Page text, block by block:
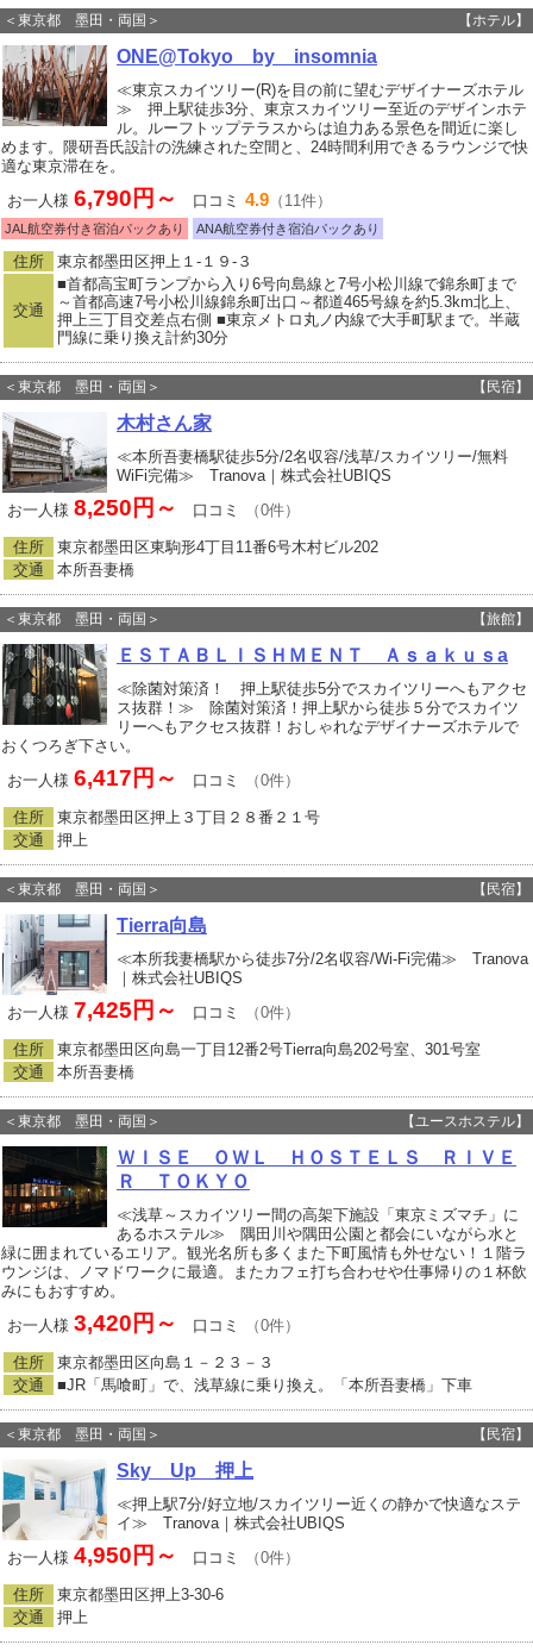
＜東京都 墨田・両国＞ 【ホテル】
ONE@Tokyo by insomnia
≪東京スカイツリー(R)を目の前に望むデザイナーズホテル
≫ 押上駅徒歩3分、東京スカイツリー至近のデザインホテ
ル。ルーフトップテラスからは迫力ある景色を間近に楽し
めます。隈研吾氏設計の洗練された空間と、24時間利用できるラウンジで快
適な東京滞在を。
お一人様 6,790円～ 口コミ 4.9 （11件）
JAL航空券付き宿泊パックあり ANA航空券付き宿泊パックあり
住所 東京都墨田区押上１‐１９‐３
交通
■首都高宝町ランプから入り6号向島線と7号小松川線で錦糸町まで
～首都高速7号小松川線錦糸町出口～都道465号線を約5.3km北上、
押上三丁目交差点右側 ■東京メトロ丸ノ内線で大手町駅まで。半蔵
門線に乗り換え計約30分
＜東京都 墨田・両国＞ 【民宿】
木村さん家
≪本所吾妻橋駅徒歩5分/2名収容/浅草/スカイツリー/無料
WiFi完備≫ Tranova｜株式会社UBIQS
お一人様 8,250円～ 口コミ （0件）
住所
東京都墨田区東駒形4丁目11番6号木村ビル202
交通
本所吾妻橋
＜東京都 墨田・両国＞ 【旅館】
ＥＳＴＡＢＬＩＳＨＭＥＮＴ Ａｓａｋｕｓa
≪除菌対策済！ 押上駅徒歩5分でスカイツリーへもアクセ
ス抜群！≫ 除菌対策済！押上駅から徒歩５分でスカイツ
リーへもアクセス抜群！おしゃれなデザイナーズホテルで
おくつろぎ下さい。
お一人様 6,417円～ 口コミ （0件）
住所
東京都墨田区押上３丁目２８番２１号
交通
押上
＜東京都 墨田・両国＞ 【民宿】
Tierra向島
≪本所我妻橋駅から徒歩7分/2名収容/Wi-Fi完備≫ Tranova
｜株式会社UBIQS
お一人様 7,425円～ 口コミ （0件）
住所
東京都墨田区向島一丁目12番2号Tierra向島202号室、301号室
交通
本所吾妻橋
＜東京都 墨田・両国＞ 【ユースホステル】
ＷＩＳＥ ＯＷＬ ＨＯＳＴＥＬＳ ＲＩＶＥ
Ｒ ＴＯＫＹＯ
≪浅草～スカイツリー間の高架下施設「東京ミズマチ」に
あるホステル≫ 隅田川や隅田公園と都会にいながら水と
緑に囲まれているエリア。観光名所も多くまた下町風情も外せない！１階ラ
ウンジは、ノマドワークに最適。またカフェ打ち合わせや仕事帰りの１杯飲
みにもおすすめ。
お一人様 3,420円～ 口コミ （0件）
住所
東京都墨田区向島１－２３－３
交通
■JR「馬喰町」で、浅草線に乗り換え。「本所吾妻橋」下車
＜東京都 墨田・両国＞ 【民宿】
Sky Up 押上
≪押上駅7分/好立地/スカイツリー近くの静かで快適なステ
イ≫ Tranova｜株式会社UBIQS
お一人様 4,950円～ 口コミ （0件）
住所
東京都墨田区押上3‐30‐6
交通
押上